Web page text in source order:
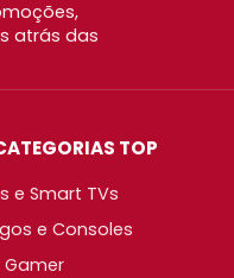
atrás das
TOP
e Smart TVs
e Consoles
Gamer